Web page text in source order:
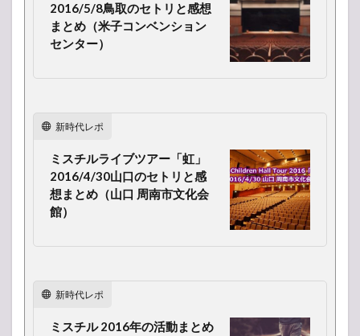
2016/5/8鳥取のセトリと感想
まとめ（米子コンベンション
センター）
新時代レポ
ミスチルライブツアー「虹」
2016/4/30山口のセトリと感
想まとめ（山口 周南市文化会
館）
新時代レポ
ミスチル 2016年の活動まとめ